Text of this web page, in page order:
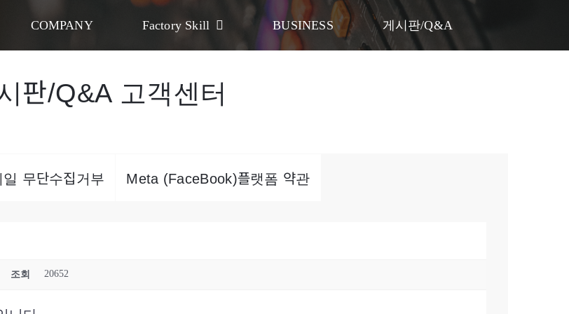
COMPANY Factory Skill BUSINESS 게시판/Q&A
판/Q&A 고객센터
일 무단수집거부 Meta (FaceBook)플랫폼 약관
조회 20652